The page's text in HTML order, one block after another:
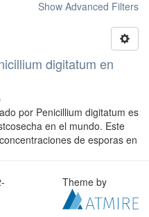
Show Advanced Filters
digitatum en
por Penicillium digitatum es
en el mundo. Este
de esporas en
Theme by